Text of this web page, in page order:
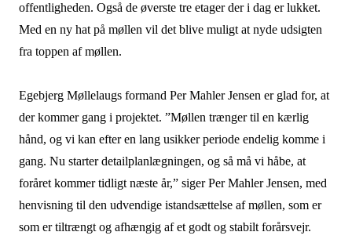
offentligheden. Også de øverste tre etager der i dag er lukket.
Med en ny hat på møllen vil det blive muligt at nyde udsigten
fra toppen af møllen.
Egebjerg Møllelaugs formand Per Mahler Jensen er glad for, at
der kommer gang i projektet. ”Møllen trænger til en kærlig
hånd, og vi kan efter en lang usikker periode endelig komme i
gang. Nu starter detailplanlægningen, og så må vi håbe, at
foråret kommer tidligt næste år,” siger Per Mahler Jensen, med
henvisning til den udvendige istandsættelse af møllen, som er
som er tiltrængt og afhængig af et godt og stabilt forårsvejr.